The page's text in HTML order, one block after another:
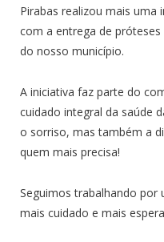
Pirabas realizou mais uma
com a entrega de
do nosso município.
A iniciativa faz parte do
cuidado integral da saúde
o sorriso, mas também a
quem mais precisa!
Seguimos trabalhando por
mais cuidado e mais